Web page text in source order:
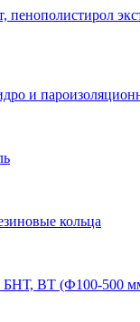
пенополистирол
и
кольца
БНТ, ВТ (Ф100-500